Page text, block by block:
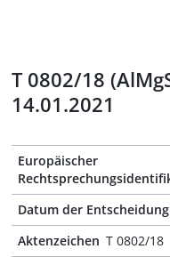
T 0802/18
14.01.2021
Europäischer
Datum der Entscheidung
Aktenzeichen T 0802/18